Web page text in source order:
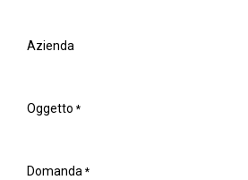
Azienda
Oggetto *
Domanda *